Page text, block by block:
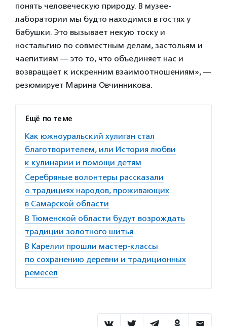
понять человеческую природу. В музее-
лаборатории мы будто находимся в гостях у
бабушки. Это вызывает некую тоску и
ностальгию по совместным делам, застольям и
чаепитиям — это то, что объединяет нас и
возвращает к искренним взаимоотношениям», —
резюмирует Марина Овчинникова.
Ещё по теме
Как южноуральский хулиган стал
благотворителем, или История любви
к кулинарии и помощи детям
Серебряные волонтеры рассказали
о традициях народов, проживающих
в Самарской области
В Тюменской области будут возрождать
традиции золотного шитья
В Карелии прошли мастер-классы
по сохранению деревни и традиционных
ремесел